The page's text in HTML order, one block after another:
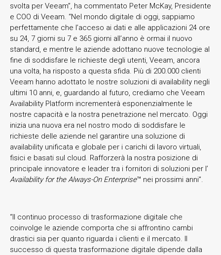
svolta per Veeam”, ha commentato Peter McKay, Presidente
e COO di Veeam. “Nel mondo digitale di oggi, sappiamo
perfettamente che l’acceso ai dati e alle applicazioni 24 ore
su 24, 7 giorni su 7 e 365 giorni all’anno è ormai il nuovo
standard, e mentre le aziende adottano nuove tecnologie al
fine di soddisfare le richieste degli utenti, Veeam, ancora
una volta, ha risposto a questa sfida. Più di 200.000 clienti
Veeam hanno adottato le nostre soluzioni di availability negli
ultimi 10 anni, e, guardando al futuro, crediamo che Veeam
Availability Platform incrementerà esponenzialmente le
nostre capacità e la nostra penetrazione nel mercato. Oggi
inizia una nuova era nel nostro modo di soddisfare le
richieste delle aziende nel garantire una soluzione di
availability unificata e globale per i carichi di lavoro virtuali,
fisici e basati sul cloud. Rafforzerà la nostra posizione di
principale innovatore e leader tra i fornitori di soluzioni per l’
Availability for the Always-On Enterprise™ nei prossimi anni”.
“Il continuo processo di trasformazione digitale che
coinvolge le aziende comporta che si affrontino cambi
drastici sia per quanto riguarda i clienti e il mercato. Il
successo di questa trasformazione digitale dipende dalla